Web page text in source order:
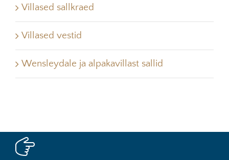
Villased sallkraed
Villased vestid
Wensleydale ja alpakavillast sallid